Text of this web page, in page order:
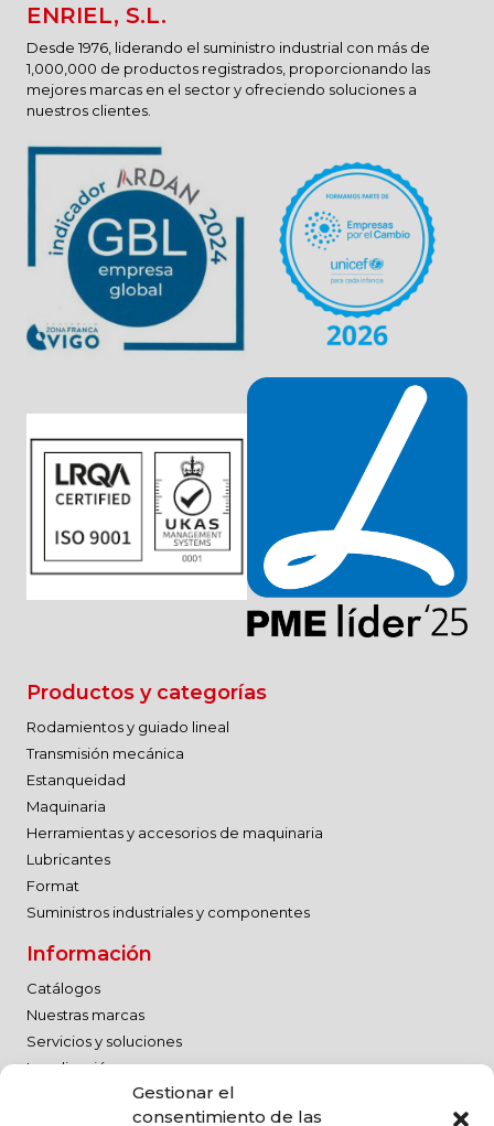
Gestionar el
consentimiento de las
ENRIEL, S.L.
Desde 1976, liderando el suministro industrial con más de
1,000,000 de productos registrados, proporcionando las
mejores marcas en el sector y ofreciendo soluciones a
nuestros clientes.
Productos y categorías
Rodamientos y guiado lineal
Transmisión mecánica
Estanqueidad
Maquinaria
Herramientas y accesorios de maquinaria
Lubricantes
Format
Suministros industriales y componentes
Información
Catálogos
Nuestras marcas
Servicios y soluciones
Localización
Trabaja con nosotros